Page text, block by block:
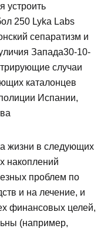
устроить
250 Lyka Labs
сепаратизм и
Запада30-10-
случаи
каталонцев
Испании,
жизни в следующих
накоплений
проблем по
и на лечение, и
финансовых целей,
(например,